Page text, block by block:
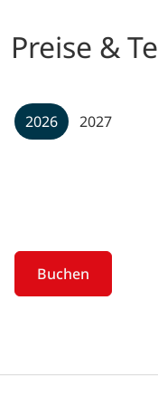
Preise &
2026 2027
Buchen